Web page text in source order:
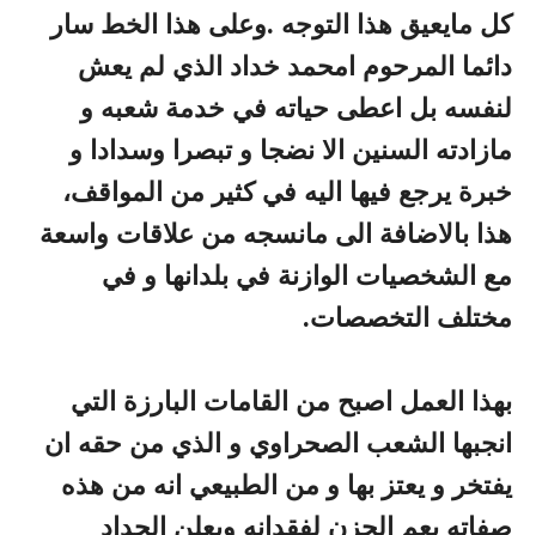
كل مايعيق هذا التوجه .وعلى هذا الخط سار
دائما المرحوم امحمد خداد الذي لم يعش
لنفسه بل اعطى حياته في خدمة شعبه و
مازادته السنين الا نضجا و تبصرا وسدادا و
خبرة يرجع فيها اليه في كثير من المواقف،
هذا بالاضافة الى مانسجه من علاقات واسعة
مع الشخصيات الوازنة في بلدانها و في
مختلف التخصصات.
بهذا العمل اصبح من القامات البارزة التي
انجبها الشعب الصحراوي و الذي من حقه ان
يفتخر و يعتز بها و من الطبيعي انه من هذه
صفاته يعم الحزن لفقدانه ويعلن الحداد